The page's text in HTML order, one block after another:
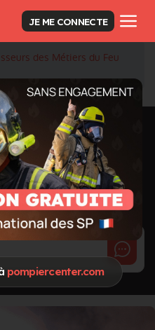
pompiercenter.com
JE ME CONNECTE
des Métiers du Feu
la liste des fournisseurs
S.A.